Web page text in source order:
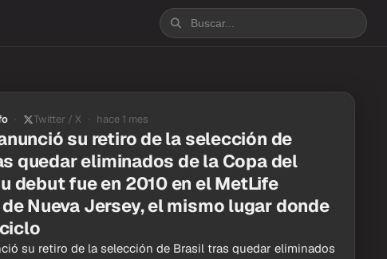
Twitter / X hace 1 mes
su retiro de la selección de
quedar eliminados de la Copa del
debut fue en 2010 en el MetLife
Nueva Jersey, el mismo lugar donde
su retiro de la selección de Brasil tras quedar eliminados